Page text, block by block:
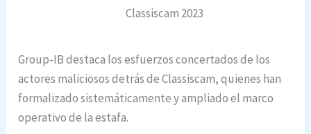
Classiscam 2023
Group-IB destaca los esfuerzos concertados de los
actores maliciosos detrás de Classiscam, quienes han
formalizado sistemáticamente y ampliado el marco
operativo de la estafa.